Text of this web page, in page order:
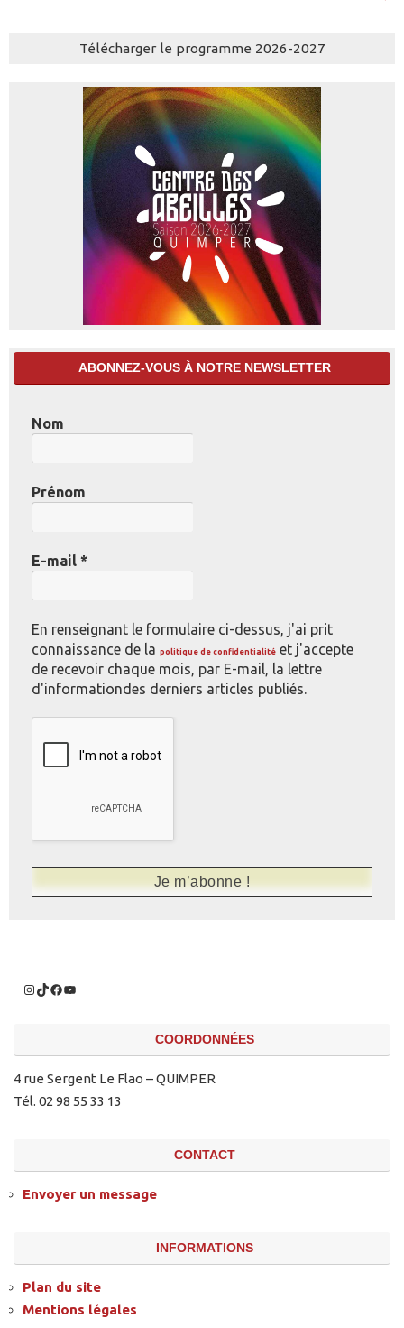
Télécharger le programme 2026-2027
ABONNEZ-VOUS À NOTRE NEWSLETTER
Nom
Prénom
E-mail *
En renseignant le formulaire ci-dessus, j'ai prit
connaissance de la politique de confidentialité et j'accepte
de recevoir chaque mois, par E-mail, la lettre
d'informationdes derniers articles publiés.
COORDONNÉES
4 rue Sergent Le Flao – QUIMPER
Tél. 02 98 55 33 13
CONTACT
Envoyer un message
INFORMATIONS
Plan du site
Mentions légales